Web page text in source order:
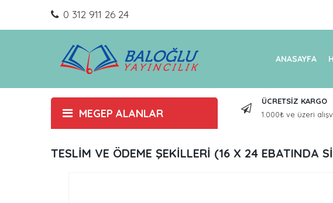
0 312 911 26 24
ANASAYFA
MEGEP ALANLAR
ÜCRETSİZ KARGO
1.000₺ ve üzeri
TESLİM VE ÖDEME ŞEKİLLERİ (16 X 24 EBATINDA